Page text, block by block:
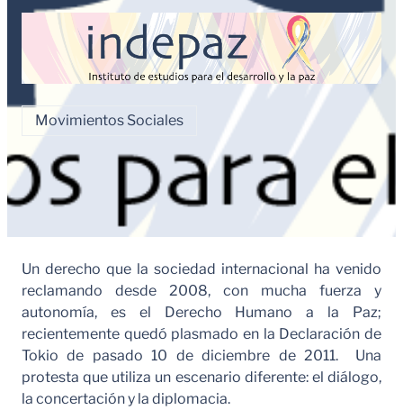
Movimientos Sociales
Un derecho que la sociedad internacional ha venido
reclamando desde 2008, con mucha fuerza y
autonomía, es el Derecho Humano a la Paz;
recientemente quedó plasmado en la Declaración de
Tokio de pasado 10 de diciembre de 2011. Una
protesta que utiliza un escenario diferente: el diálogo,
la concertación y la diplomacia.